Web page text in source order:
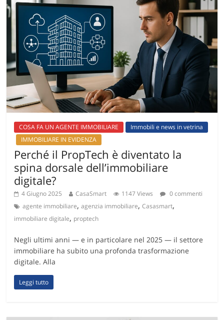
COSA FA UN AGENTE IMMOBILIARE
Immobili e news in vetrina
IMMOBILIARE IN EVIDENZA
Perché il PropTech è diventato la
spina dorsale dell’immobiliare
digitale?
4 Giugno 2025 CasaSmart 1147 Views
0 commenti
agente immobiliare,agenzia immobiliare,Casasmart,
immobiliare digitale, proptech
Negli ultimi anni — e in particolare nel 2025 — il settore
immobiliare ha subito una profonda trasformazione
digitale. Alla
Leggi tutto